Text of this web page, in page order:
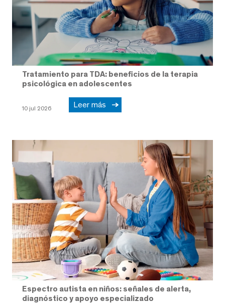
Tratamiento para TDA: beneficios de la terapia
psicológica en adolescentes
10 jul 2026 Leer más
Espectro autista en niños: señales de alerta,
diagnóstico y apoyo especializado